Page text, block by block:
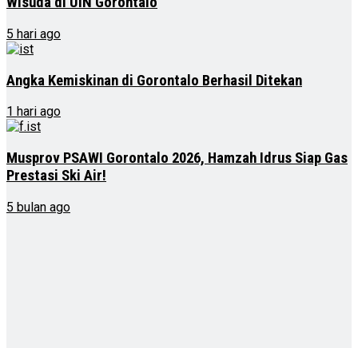
5 hari ago
Angka Kemiskinan di Gorontalo Berhasil Ditekan
1 hari ago
Musprov PSAWI Gorontalo 2026, Hamzah Idrus Siap Gas
Prestasi Ski Air!
5 bulan ago